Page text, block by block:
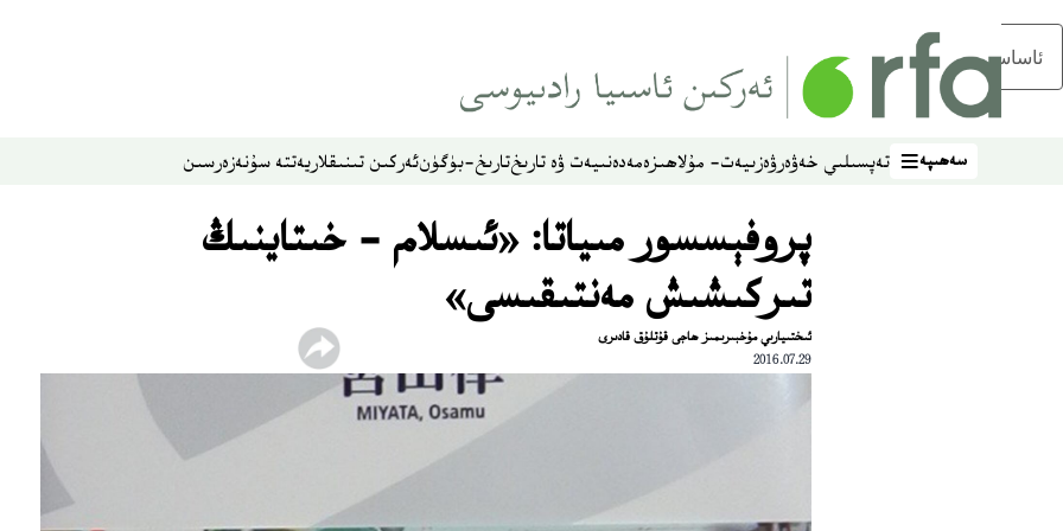
ئاساسلىق مەزمۇنغا ئاتلاڭ
سەھىپە
سەھىپە تەپسىلىي خەۋەرۋەزىيەت- مۇلاھىزەمەدەنىيەت ۋە تارىختارىخ-بۈگۈنئەركىن تىنىقلاريەتتە سۇنەزەرسىن
پروفېسسور مىياتا: «ئىسلام - خىتاينىڭ
تىركىشىش مەنتىقىسى»
ئىختىيارىي مۇخبىرىمىز ھاجى قۇتلۇق قادىرى
2016.07.29